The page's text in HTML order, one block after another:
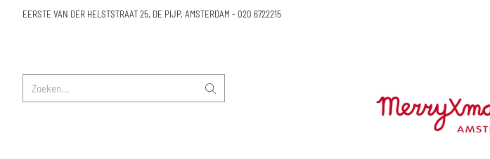
EERSTE VAN DER HELSTSTRAAT 25, DE PIJP, AMSTERDAM - 020 6722215